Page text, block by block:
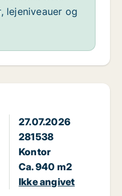
27.07.2026
281538
Kontor
Ca. 940 m2
Ikke angivet
lejeniveauer og